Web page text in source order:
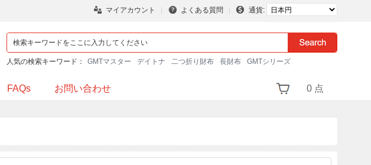
マイアカウント よくある質問 通貨:
人気の検索キーワード： GMTマスター デイトナ 二つ折り財布 長財布 GMTシリーズ
FAQs お問い合わせ 0 点